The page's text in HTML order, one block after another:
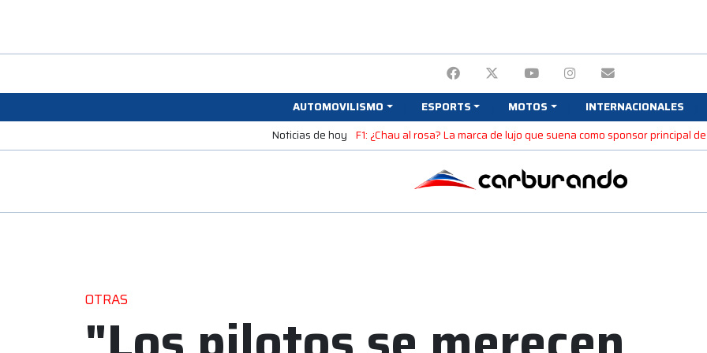
AUTOMOVILISMO ESPORTS MOTOS
INTERNACIONALES
Noticias de hoy F1: ¿Chau al rosa? La marca de lujo que suena como sponsor principal
OTRAS